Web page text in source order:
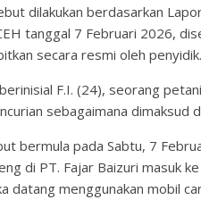
dilakukan berdasarkan
tanggal 7 Februari 2026,
secara resmi oleh penyidik.
F.I. (24), seorang
sebagaimana dimaksud
bermula pada Sabtu, 7
di PT. Fajar Baizuri masuk
datang menggunakan mobil